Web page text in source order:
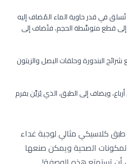
في قدر حاوية الماء المُضاف إليه
إلى قطع متوسِّطة الحجم، فتُضاف إلى
البندورة وحلقات البصل والزيتون
ويضاف إلى الطبق، الذي يُزيَّن بفرم
طبق كلاسيكي مثالي لوجبة غداء
الصحية ويمكن صنعها